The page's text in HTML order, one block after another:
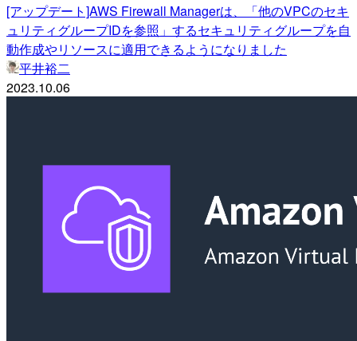
[アップデート]AWS Firewall Managerは、「他のVPCのセキ
ュリティグループIDを参照」するセキュリティグループを自
動作成やリソースに適用できるようになりました
平井裕二
2023.10.06